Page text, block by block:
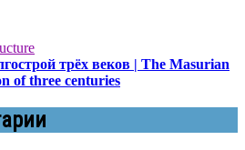
трёх веков | The Masurian
of three centuries